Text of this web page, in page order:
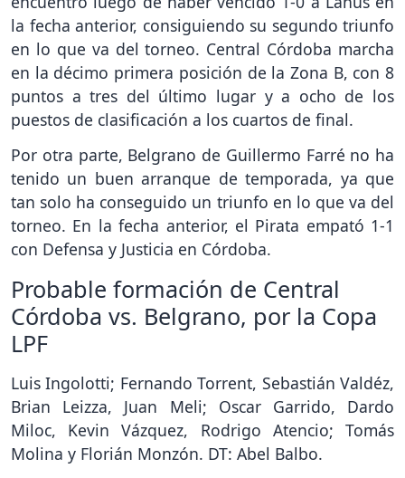
la fecha anterior, consiguiendo su segundo triunfo
en lo que va del torneo. Central Córdoba marcha
en la décimo primera posición de la Zona B, con 8
puntos a tres del último lugar y a ocho de los
puestos de clasificación a los cuartos de final.
Por otra parte, Belgrano de Guillermo Farré no ha
tenido un buen arranque de temporada, ya que
tan solo ha conseguido un triunfo en lo que va del
torneo. En la fecha anterior, el Pirata empató 1-1
con Defensa y Justicia en Córdoba.
Probable formación de Central
Córdoba vs. Belgrano, por la Copa
LPF
Luis Ingolotti; Fernando Torrent, Sebastián Valdéz,
Brian Leizza, Juan Meli; Oscar Garrido, Dardo
Miloc, Kevin Vázquez, Rodrigo Atencio; Tomás
Molina y Florián Monzón. DT: Abel Balbo.